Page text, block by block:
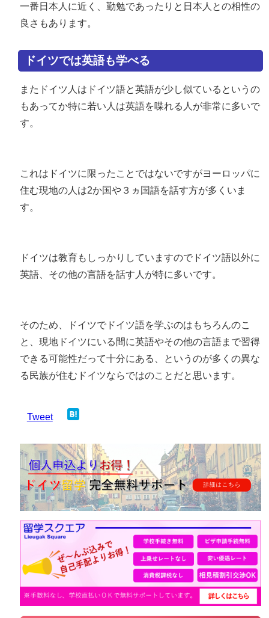
一番日本人に近く、勤勉であったりと日本人との相性の
良さもあります。
ドイツでは英語も学べる
またドイツ人はドイツ語と英語が少し似ているというの
もあってか特に若い人は英語を喋れる人が非常に多いで
す。
これはドイツに限ったことではないですがヨーロッパに
住む現地の人は2か国や３ヵ国語を話す方が多くいま
す。
ドイツは教育もしっかりしていますのでドイツ語以外に
英語、その他の言語を話す人が特に多いです。
そのため、ドイツでドイツ語を学ぶのはもちろんのこ
と、現地ドイツにいる間に英語やその他の言語まで習得
できる可能性だって十分にある、というのが多くの異な
る民族が住むドイツならではのことだと思います。
Tweet